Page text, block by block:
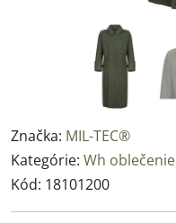
Značka: MIL-TEC®
Kategórie: Wh oblečenie
Kód: 18101200